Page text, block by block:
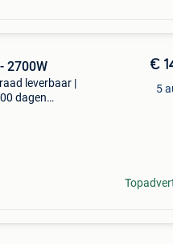
2700W
leverbaar |
dagen
€
5